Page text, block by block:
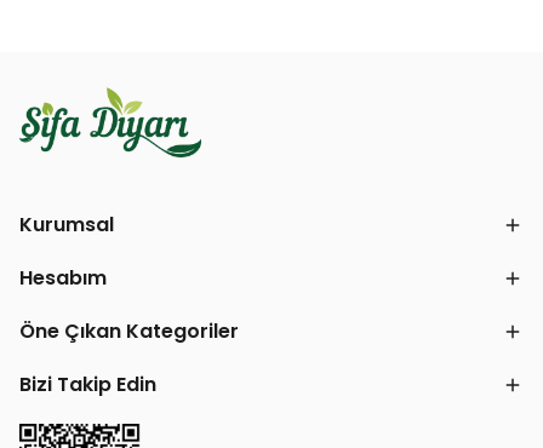
Kurumsal
Hesabım
Öne Çıkan Kategoriler
Bizi Takip Edin